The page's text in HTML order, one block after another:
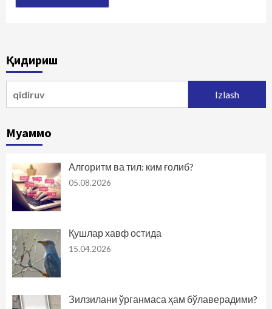
Қидириш
Муаммо
Алгоритм ва тил: ким ғолиб?
05.08.2026
Қушлар хавф остида
15.04.2026
Зилзилани ўрганмаса ҳам бўлаверадими?